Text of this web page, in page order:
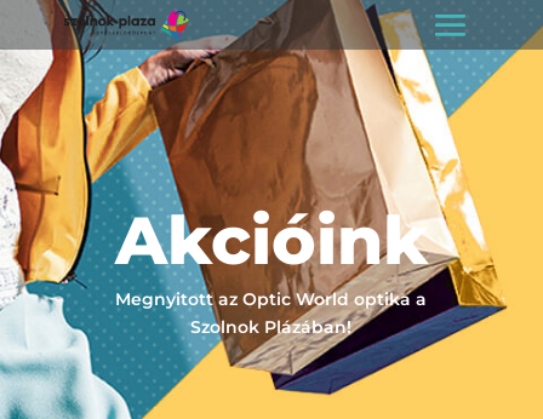
Akcióink
Megnyitott az Optic World optika a
Szolnok Plázában!